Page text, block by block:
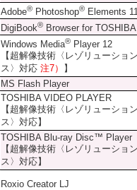
Adobe® Photoshop® Elements
DigiBook® Browser for TOSHIBA
Windows Media® Player 12
【超解像技術〈レゾリューショ
ス〉対応 注7）
】
MS Flash Player
TOSHIBA VIDEO PLAYER
【超解像技術〈レゾリューショ
ス〉対応】
TOSHIBA Blu-ray Disc™ Player
【超解像技術〈レゾリューショ
ス〉対応】
Roxio Creator LJ